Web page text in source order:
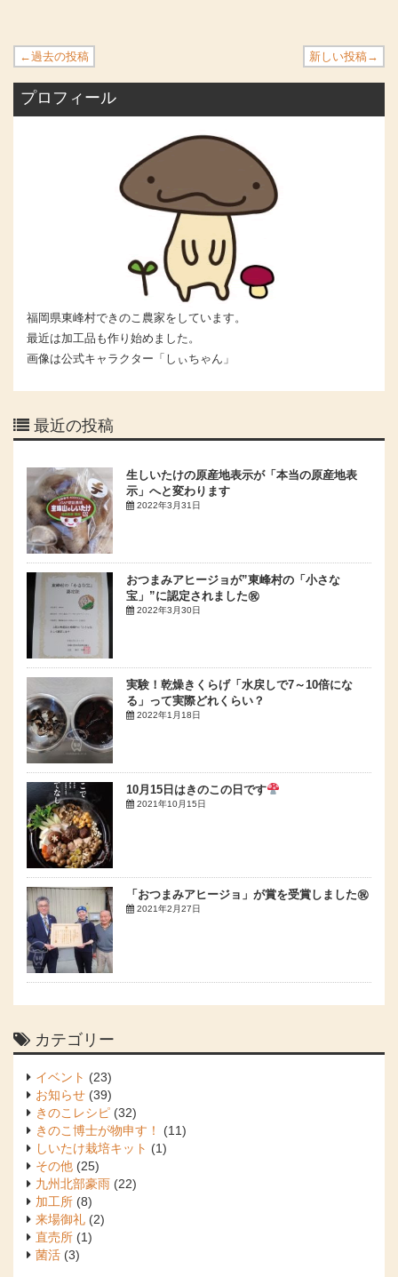
←過去の投稿 新しい投稿→
プロフィール
福岡県東峰村できのこ農家をしています。
最近は加工品も作り始めました。
画像は公式キャラクター「しぃちゃん」
最近の投稿
生しいたけの原産地表示が「本当の原産地表
示」へと変わります
2022年3月31日
おつまみアヒージョが”東峰村の「小さな
宝」”に認定されました㊗
2022年3月30日
実験！乾燥きくらげ「水戻しで7～10倍にな
る」って実際どれくらい？
2022年1月18日
10月15日はきのこの日です
2021年10月15日
「おつまみアヒージョ」が賞を受賞しました㊗
2021年2月27日
カテゴリー
イベント (23)
お知らせ (39)
きのこレシピ (32)
きのこ博士が物申す！
(11)
しいたけ栽培キット (1)
その他 (25)
九州北部豪雨 (22)
加工所 (8)
来場御礼 (2)
直売所 (1)
菌活 (3)